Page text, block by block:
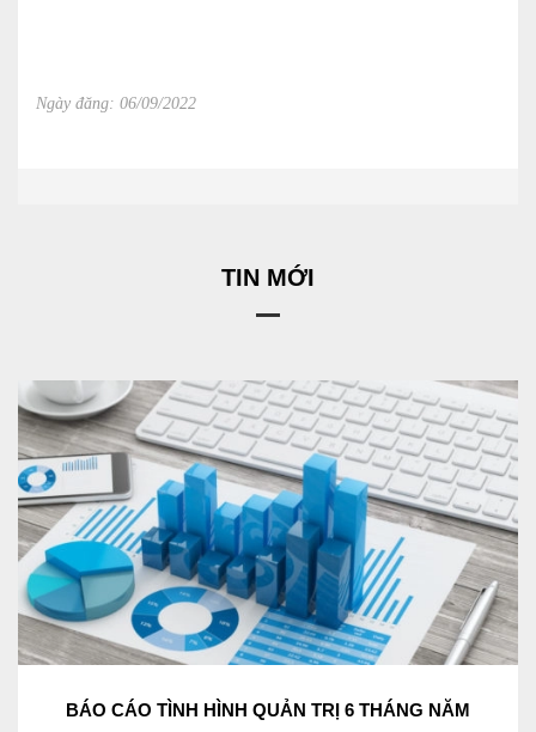
Ngày đăng: 06/09/2022
TIN MỚI
BÁO CÁO TÌNH HÌNH QUẢN TRỊ 6 THÁNG NĂM